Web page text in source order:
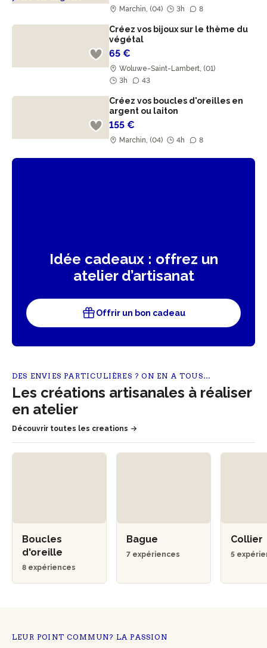
Marchin, (04) 3h 8
Créez vos bijoux sur le thème du
végétal
65 €
Woluwe-Saint-Lambert, (01)
3h
43
Créez vos boucles d'oreilles en
argent ou laiton
155 €
Marchin, (04) 4h 8
Idée cadeaux : offrez un
atelier d’artisanat
Offrir un bon cadeau
DES ENVIES PARTICULIÈRES ? ON EN A TOUS…
Les créations artisanales à réaliser
en atelier
Découvrir toutes les creations
Boucles
d'oreille
8 expériences
Bague
7 expériences
Collier
5
LEUR POINT COMMUN? LA PASSION